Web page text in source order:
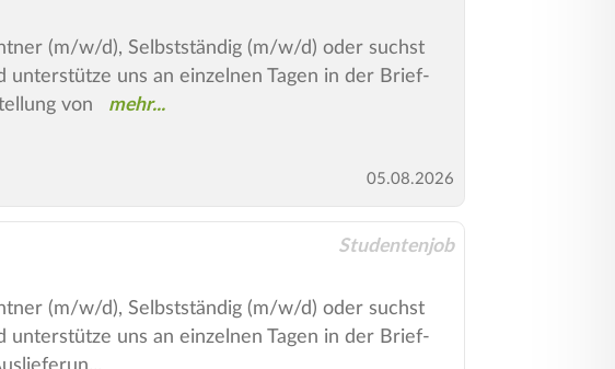
(m/w/d), Selbstständig (m/w/d) oder suchst
uns an einzelnen Tagen in der Brief-
von
05.08.2026
Studentenjob
(m/w/d), Selbstständig (m/w/d) oder suchst
uns an einzelnen Tagen in der Brief-